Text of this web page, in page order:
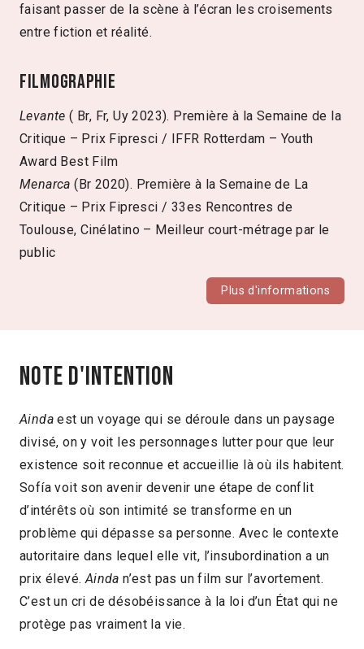
faisant passer de la scène à l’écran les croisements
entre fiction et réalité.
Filmographie
Levante ( Br, Fr, Uy 2023). Première à la Semaine de la
Critique – Prix Fipresci / IFFR Rotterdam – Youth
Award Best Film
Menarca (Br 2020). Première à la Semaine de La
Critique – Prix Fipresci / 33es Rencontres de
Toulouse, Cinélatino – Meilleur court-métrage par le
public
Plus d'informations
Note d'intention
Ainda est un voyage qui se déroule dans un paysage
divisé, on y voit les personnages lutter pour que leur
existence soit reconnue et accueillie là où ils habitent.
Sofía voit son avenir devenir une étape de conflit
d’intérêts où son intimité se transforme en un
problème qui dépasse sa personne. Avec le contexte
autoritaire dans lequel elle vit, l’insubordination a un
prix élevé. Ainda n’est pas un film sur l’avortement.
C’est un cri de désobéissance à la loi d’un État qui ne
protège pas vraiment la vie.